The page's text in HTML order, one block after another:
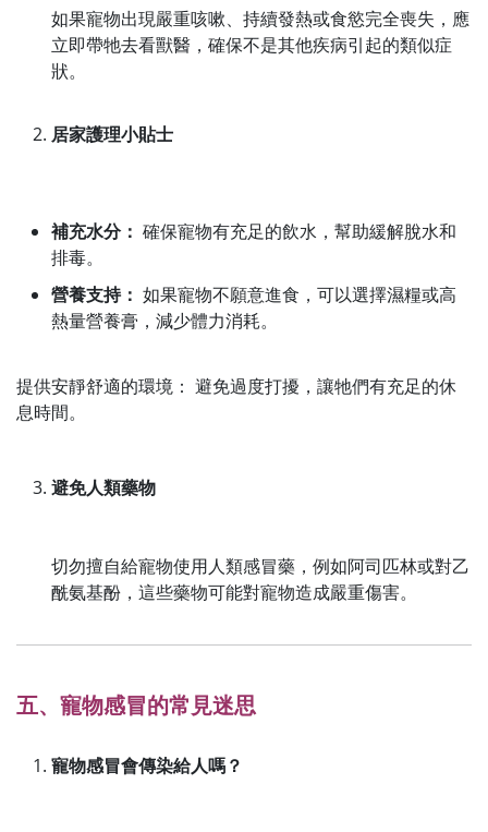
如果寵物出現嚴重咳嗽、持續發熱或食慾完全喪失，應
立即帶牠去看獸醫，確保不是其他疾病引起的類似症
狀。
居家護理小貼士
補充水分： 確保寵物有充足的飲水，幫助緩解脫水和
排毒。
營養支持： 如果寵物不願意進食，可以選擇濕糧或高
熱量營養膏，減少體力消耗。
提供安靜舒適的環境： 避免過度打擾，讓牠們有充足的休
息時間。
避免人類藥物
切勿擅自給寵物使用人類感冒藥，例如阿司匹林或對乙
酰氨基酚，這些藥物可能對寵物造成嚴重傷害。
五、寵物感冒的常見迷思
寵物感冒會傳染給人嗎？